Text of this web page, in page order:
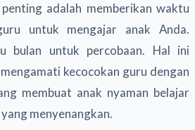
adalah memberikan waktu
untuk mengajar anak Anda.
bulan untuk percobaan. Hal ini
kecocokan guru dengan
membuat anak nyaman belajar
menyenangkan.